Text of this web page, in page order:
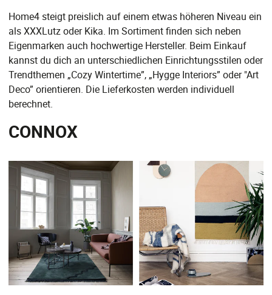
Home4 steigt preislich auf einem etwas höheren Niveau ein
als XXXLutz oder Kika. Im Sortiment finden sich neben
Eigenmarken auch hochwertige Hersteller. Beim Einkauf
kannst du dich an unterschiedlichen Einrichtungsstilen oder
Trendthemen „Cozy Wintertime”, „Hygge Interiors” oder "Art
Deco” orientieren. Die Lieferkosten werden individuell
berechnet.
CONNOX